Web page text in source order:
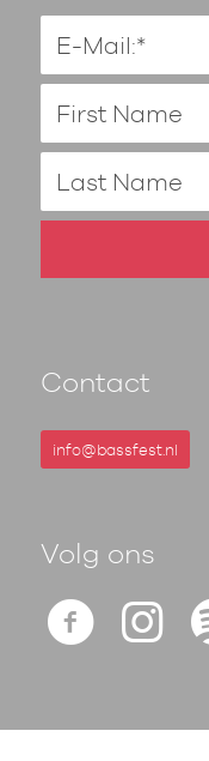
Contact
info@bassfest.nl
Volg ons